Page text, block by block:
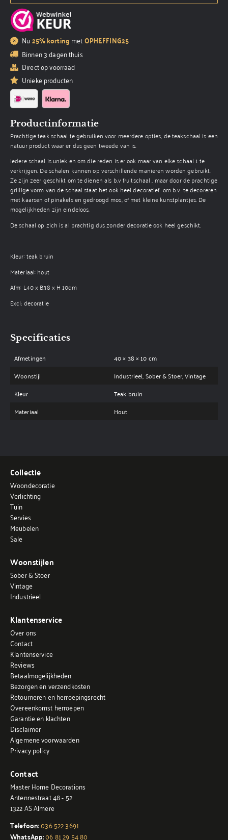
Nu 25% korting metOPHEFFING25
Binnen 3 dagen thuis
Direct op voorraad
Unieke producten
Productinformatie
Prachtige teak schaal te gebruiken voor meerdere opties, de teakschaal is een
natuur product waar er dus geen tweede van is.
Iedere schaal is uniek en om die reden is er ook maar van elke schaal 1 te
verkrijgen. De schalen kunnen op verschillende manieren worden gebruikt.
Ze zijn zeer geschikt om te dienen als b.v fruitschaal , maar door de prachtige
grillige vorm van de schaal staat het ook heel decoratief om b.v. te decoreren
met kaarsen of pinakels en gedroogd mos, of met kleine kunstplantjes. De
mogelijkheden zijn eindeloos.
De schaal op zich is al prachtig dus zonder decoratie ook heel geschikt.
Kleur: teak bruin
Materiaal: hout
Afm: L40 x B38 x H 10cm
Excl; decoratie
Specificaties
Afmetingen
40 × 38 × 10 cm
Woonstijl
Industrieel, Sober & Stoer, Vintage
Kleur
Teak bruin
Materiaal
Hout
Collectie
Woondecoratie
Verlichting
Tuin
Servies
Meubelen
Sale
Woonstijlen
Sober & Stoer
Vintage
Industrieel
Klantenservice
Over ons
Contact
Klantenservice
Reviews
Betaalmogelijkheden
Bezorgen en verzendkosten
Retourneren en herroepingsrecht
Overeenkomst herroepen
Garantie en klachten
Disclaimer
Algemene voorwaarden
Privacy policy
Contact
Master Home Decorations
Antennestraat 48 - 52
1322 AS Almere
Telefoon:036 522 3691
WhatsApp:06 81 29 54 80